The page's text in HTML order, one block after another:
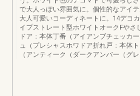
で大人っぽい雰囲気に。個性的なアイ
大人可愛いコーディネートに。14デコ
イプストレート型ホワイトオークFや
ドア：本体丁番（アイアンブチェッカ
ュ（プレシャスホワドア折れ戸：本体
（アンティーク（ダークアンバー（グ